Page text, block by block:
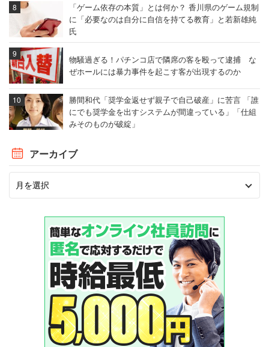
「ゲーム依存の本質」とは何か？ 香川県のゲーム規制
に「必要なのは自分に自信を持てる教育」と若新雄純
氏
物騒過ぎる！パチンコ店で隣席の客を殴って逮捕 な
ぜホールには暴力事件を起こす客が出現するのか
勝間和代「奨学金返せず親子で自己破産」に苦言 「誰
にでも奨学金を出すシステムが間違っている」「仕組
みそのものが破綻」
アーカイブ